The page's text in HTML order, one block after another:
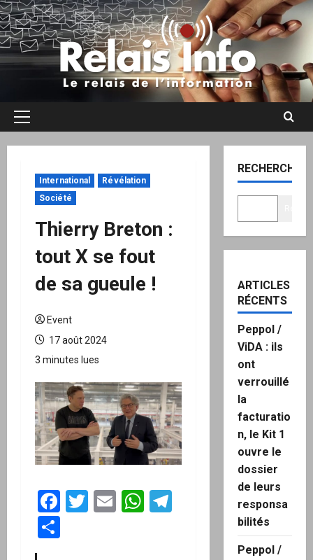
Aller
au
contenu
Menu
International
Révélation
Société
Thierry Breton :
tout X se fout
de sa gueule !
Event
17 août 2024
3 minutes lues
Facebook
Twitter
EmailWhatsApp
Telegram
RECHERCHER
ARTICLES
RÉCENTS
Peppol /
ViDA : ils
ont
verrouillé
la
facturatio
n, le Kit 1
ouvre le
dossier
de leurs
responsa
bilités
Peppol /